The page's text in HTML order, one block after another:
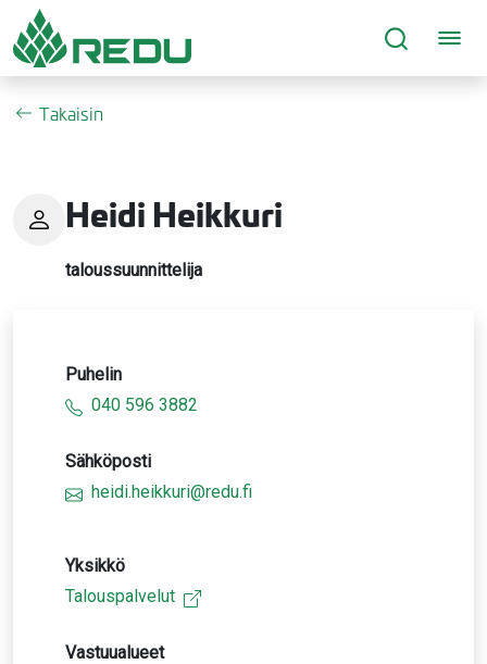
Siirry sivusisältöön
Takaisin
Heidi Heikkuri
taloussuunnittelija
Puhelin
040 596 3882
Sähköposti
heidi.heikkuri@redu.fi
Yksikkö
Talouspalvelut
Vastuualueet